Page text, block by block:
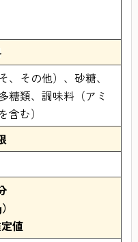
その他）、砂糖、
糖類、調味料（アミ
む）
値